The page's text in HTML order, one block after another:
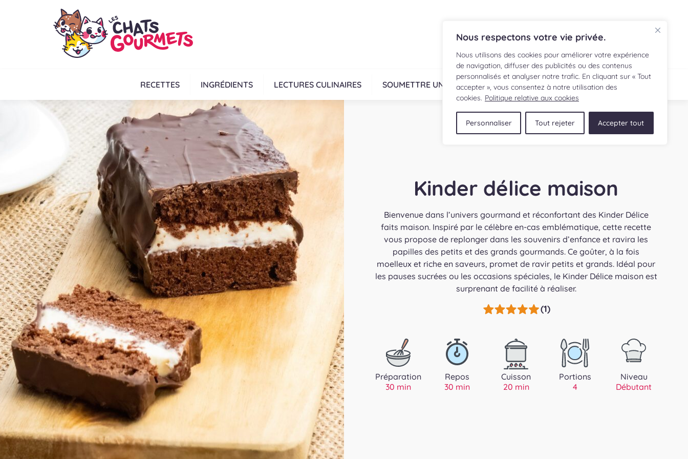
Nous respectons votre vie privée.
Nous utilisons des cookies pour améliorer votre expérience
de navigation, diffuser des publicités ou des contenus
personnalisés et analyser notre trafic. En cliquant sur « Tout
accepter », vous consentez à notre utilisation des
cookies. Politique relative aux cookies
Personnaliser Tout rejeter Accepter tout
RECETTES INGRÉDIENTS LECTURES CULINAIRES SOUMETTRE UNE RECETTE BOUTIQUE
Kinder délice maison
Bienvenue dans l’univers gourmand et réconfortant des Kinder Délice
faits maison. Inspiré par le célèbre en-cas emblématique, cette recette
vous propose de replonger dans les souvenirs d’enfance et ravira les
papilles des petits et des grands gourmands. Ce goûter, à la fois
moelleux et riche en saveurs, promet de ravir petits et grands. Idéal pour
les pauses sucrées ou les occasions spéciales, le Kinder Délice maison est
surprenant de facilité à réaliser.
(1)
Préparation
30 min
Repos
30 min
Cuisson
20 min
Portions
4
Niveau
Débutant